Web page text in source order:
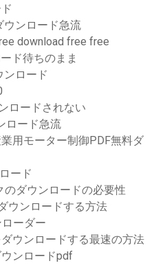
ウンロード急流
download free free
ド待ちのまま
ンロード
ロードされない
ロード急流
用モーター制御PDF無料ダ
ード
のダウンロードの必要性
ウンロードする方法
ローダー
ウンロードする最速の方法
ンロードpdf